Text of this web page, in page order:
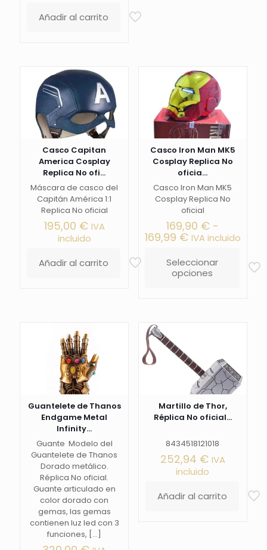
Añadir al carrito
Casco Capitan
America Cosplay
Replica No ofi...
Máscara de casco del
Capitán América 1:1
Replica No oficial
195,00 € IVA
incluido
Añadir al carrito
Casco Iron Man MK5
Cosplay Replica No
oficia...
Casco Iron Man MK5
Cosplay Replica No
oficial
169,90 € -
169,99 €Rango
precios:
desde
IVA incluido
Seleccionar
opciones
Las
opciones
se
pueden
página
de
Guantelete de Thanos
Endgame Metal
Infinity...
Guante Modelo del
Guantelete de Thanos
Dorado metálico.
Réplica No oficial.
Guante articulado en
color dorado con
gemas, las gemas
contienen luz led con 3
funciones, […]
Martillo de Thor,
Réplica No oficial...
8434518121018
252,94 € IVA
incluido
Añadir al carrito